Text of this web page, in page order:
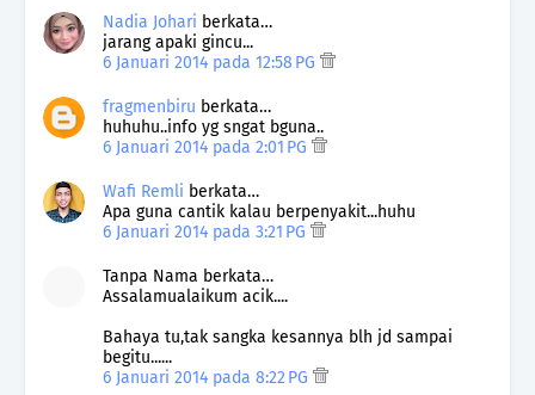
Nadia Johari berkata…
jarang apaki gincu...
6 Januari 2014 pada 12:58 PG
fragmenbiru berkata…
huhuhu..info yg sngat bguna..
6 Januari 2014 pada 2:01 PG
Wafi Remli berkata…
Apa guna cantik kalau berpenyakit...huhu
6 Januari 2014 pada 3:21 PG
Tanpa Nama berkata…
Assalamualaikum acik....
Bahaya tu,tak sangka kesannya blh jd sampai
begitu......
6 Januari 2014 pada 8:22 PG